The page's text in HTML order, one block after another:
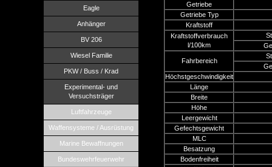
Eagle
Anhänger
BV 206
Wiesel Familie
PKW / Buss / Krad
Experimental- und
Versuchsträger
Luftfahrzeuge
Waffensysteme / Ausrüstung
Marine Bewaffnungen
Bundeswehrfeuerwehr
Getriebe
Getriebe Typ
Kraftstoff
Kraftstoffverbrauch
l/100km
Fahrbereich
Höchstgeschwindigkeit
Länge
Breite
Höhe
Leergewicht
Gefechtsgewicht
MLC
Besatzung
Bodenfreiheit